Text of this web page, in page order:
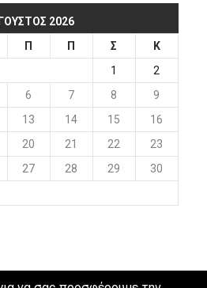
2026
Π Π Σ
Κ
1
2
6 7 8
9
13 14 15
16
20 21 22
23
27 28 29
30